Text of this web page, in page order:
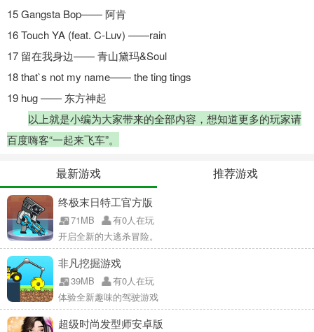
15 Gangsta Bop—— 阿肯
16 Touch YA (feat. C-Luv) ——rain
17 留在我身边—— 青山黛玛&Soul
18 that`s not my name—— the ting tings
19 hug —— 东方神起
以上就是小编为大家带来的全部内容，想知道更多的玩家请
百度嗨客“一起来飞车”。
最新游戏 推荐游戏
终极末日特工官方版
71MB
有0人在玩
开启全新的大逃杀冒险。
非凡挖掘游戏
39MB
有0人在玩
体验全新趣味的驾驶游戏
超级时尚发型师安卓版